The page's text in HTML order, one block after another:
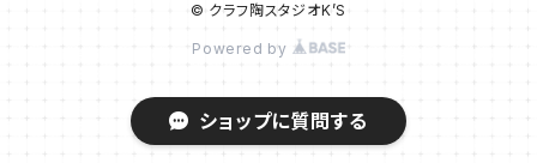
© クラフ陶スタジオK’S
Powered by
ショップに質問する